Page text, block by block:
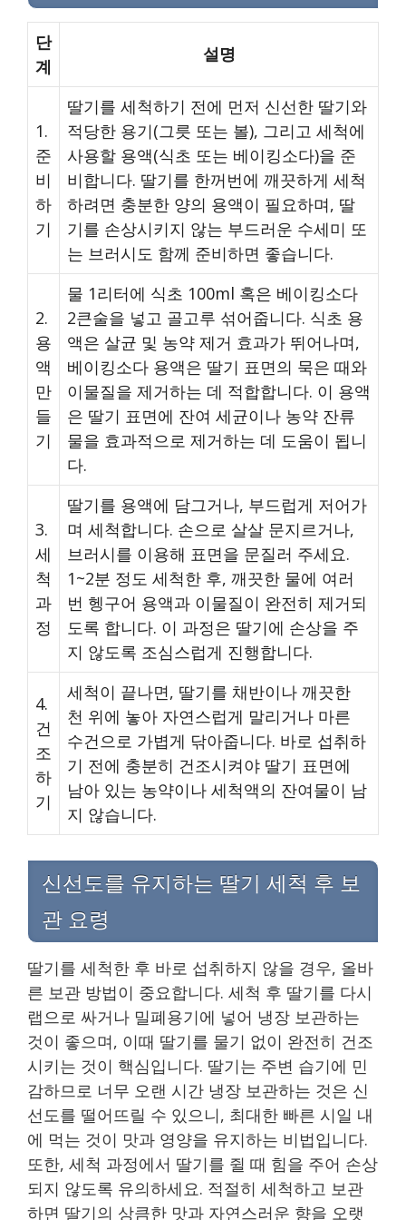
단
계
설명
1.
준
비
하
기
딸기를 세척하기 전에 먼저 신선한 딸기와
적당한 용기(그릇 또는 볼), 그리고 세척에
사용할 용액(식초 또는 베이킹소다)을 준
비합니다. 딸기를 한꺼번에 깨끗하게 세척
하려면 충분한 양의 용액이 필요하며, 딸
기를 손상시키지 않는 부드러운 수세미 또
는 브러시도 함께 준비하면 좋습니다.
2.
용
액
만
들
기
물 1리터에 식초 100ml 혹은 베이킹소다
2큰술을 넣고 골고루 섞어줍니다. 식초 용
액은 살균 및 농약 제거 효과가 뛰어나며,
베이킹소다 용액은 딸기 표면의 묵은 때와
이물질을 제거하는 데 적합합니다. 이 용액
은 딸기 표면에 잔여 세균이나 농약 잔류
물을 효과적으로 제거하는 데 도움이 됩니
다.
3.
세
척
과
정
딸기를 용액에 담그거나, 부드럽게 저어가
며 세척합니다. 손으로 살살 문지르거나,
브러시를 이용해 표면을 문질러 주세요.
1~2분 정도 세척한 후, 깨끗한 물에 여러
번 헹구어 용액과 이물질이 완전히 제거되
도록 합니다. 이 과정은 딸기에 손상을 주
지 않도록 조심스럽게 진행합니다.
4.
건
조
하
기
세척이 끝나면, 딸기를 채반이나 깨끗한
천 위에 놓아 자연스럽게 말리거나 마른
수건으로 가볍게 닦아줍니다. 바로 섭취하
기 전에 충분히 건조시켜야 딸기 표면에
남아 있는 농약이나 세척액의 잔여물이 남
지 않습니다.
신선도를 유지하는 딸기 세척 후 보
관 요령
딸기를 세척한 후 바로 섭취하지 않을 경우, 올바
른 보관 방법이 중요합니다. 세척 후 딸기를 다시
랩으로 싸거나 밀폐용기에 넣어 냉장 보관하는
것이 좋으며, 이때 딸기를 물기 없이 완전히 건조
시키는 것이 핵심입니다. 딸기는 주변 습기에 민
감하므로 너무 오랜 시간 냉장 보관하는 것은 신
선도를 떨어뜨릴 수 있으니, 최대한 빠른 시일 내
에 먹는 것이 맛과 영양을 유지하는 비법입니다.
또한, 세척 과정에서 딸기를 쥘 때 힘을 주어 손상
되지 않도록 유의하세요. 적절히 세척하고 보관
하면 딸기의 상큼한 맛과 자연스러운 향을 오랫